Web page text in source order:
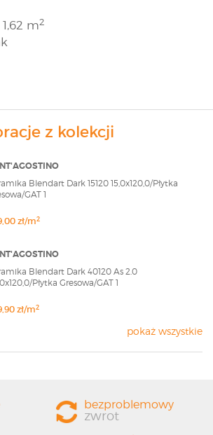
1,62 m2
z kolekcji
Blendart Dark 15120 15,0x120,0/Płytka
GAT 1
zł/m2
Blendart Dark 40120 As 2.0
Płytka Gresowa/GAT 1
zł/m2
pokaż wszystkie
bezproblemowy
zwrot